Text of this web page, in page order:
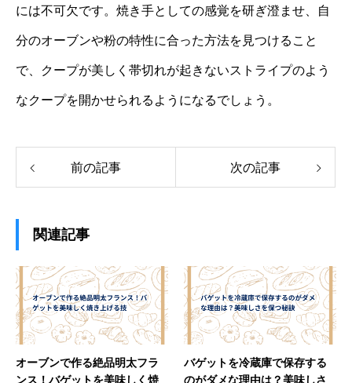
には不可欠です。焼き手としての感覚を研ぎ澄ませ、自
分のオーブンや粉の特性に合った方法を見つけること
で、クープが美しく帯切れが起きないストライプのよう
なクープを開かせられるようになるでしょう。
前の記事 次の記事
関連記事
オーブンで作る絶品明太フラ
ンス！バゲットを美味しく焼
バゲットを冷蔵庫で保存する
のがダメな理由は？美味しさ